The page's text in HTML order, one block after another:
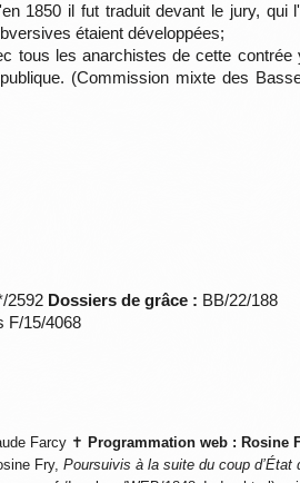
1850 il fut traduit devant le jury,
étaient développées;
tous les anarchistes de cette
(Commission mixte des
2592 Dossiers de grâce : BB/22/188
F/15/4068
Farcy ✝ Programmation web : Rosine
Fry, Poursuivis à la suite du coup d’État